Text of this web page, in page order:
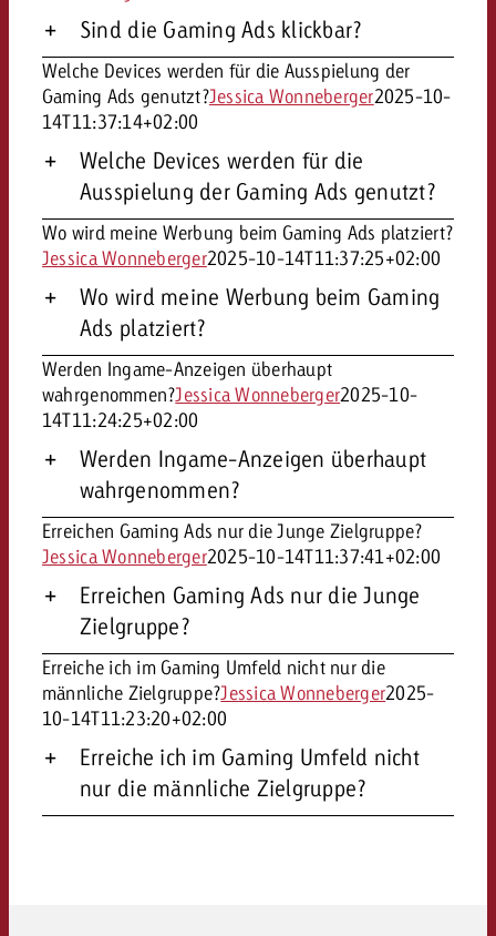
Sind die Gaming Ads klickbar?
Welche Devices werden für die Ausspielung der
Gaming Ads genutzt?Jessica Wonneberger2025-10-
14T11:37:14+02:00
Welche Devices werden für die
Ausspielung der Gaming Ads genutzt?
Wo wird meine Werbung beim Gaming Ads platziert?
Jessica Wonneberger2025-10-14T11:37:25+02:00
Wo wird meine Werbung beim Gaming
Ads platziert?
Werden Ingame-Anzeigen überhaupt
wahrgenommen?Jessica Wonneberger2025-10-
14T11:24:25+02:00
Werden Ingame-Anzeigen überhaupt
wahrgenommen?
Erreichen Gaming Ads nur die Junge Zielgruppe?
Jessica Wonneberger2025-10-14T11:37:41+02:00
Erreichen Gaming Ads nur die Junge
Zielgruppe?
Erreiche ich im Gaming Umfeld nicht nur die
männliche Zielgruppe?Jessica Wonneberger2025-
10-14T11:23:20+02:00
Erreiche ich im Gaming Umfeld nicht
nur die männliche Zielgruppe?